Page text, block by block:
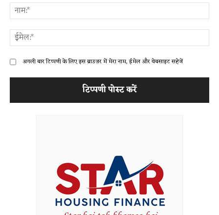
अगली बार टिप्पणी के लिए इस ब्राउज़र में मेरा नाम, ईमेल और वेबसाइट सहेजें